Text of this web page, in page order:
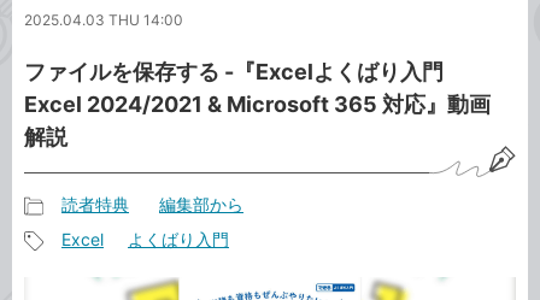
ッ
2025.04.03 THU 14:00
ファイルを保存する -『Excelよくばり入門
Excel 2024/2021 & Microsoft 365 対応』動画
解説
事
読者特典 編集部から
Excel よくばり入門